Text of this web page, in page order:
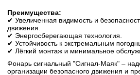
Преимущества:
✔ Увеличенная видимость и
движения.
✔ Энергосберегающая технология.
✔ Устойчивость к экстремальным
✔ Лёгкий монтаж и минимальное
Фонарь сигнальный "Сигнал-Маяк" –
организации безопасного движения и